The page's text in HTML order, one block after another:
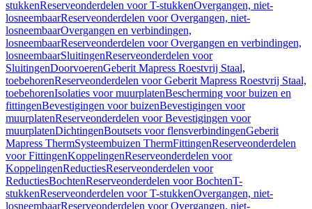
stukkenReserveonderdelen voor T-stukkenOvergangen, niet-
losneembaarReserveonderdelen voor Overgangen, niet-
losneembaarOvergangen en verbindingen,
losneembaarReserveonderdelen voor Overgangen en verbindingen,
losneembaarSluitingenReserveonderdelen voor
SluitingenDoorvoerenGeberit Mapress Roestvrij Staal,
toebehorenReserveonderdelen voor Geberit Mapress Roestvrij Staal,
toebehorenIsolaties voor muurplatenBescherming voor buizen en
fittingenBevestigingen voor buizenBevestigingen voor
muurplatenReserveonderdelen voor Bevestigingen voor
muurplatenDichtingenBoutsets voor flensverbindingenGeberit
Mapress ThermSysteembuizen ThermFittingenReserveonderdelen
voor FittingenKoppelingenReserveonderdelen voor
KoppelingenReductiesReserveonderdelen voor
ReductiesBochtenReserveonderdelen voor BochtenT-
stukkenReserveonderdelen voor T-stukkenOvergangen, niet-
losneembaarReserveonderdelen voor Overgangen, niet-